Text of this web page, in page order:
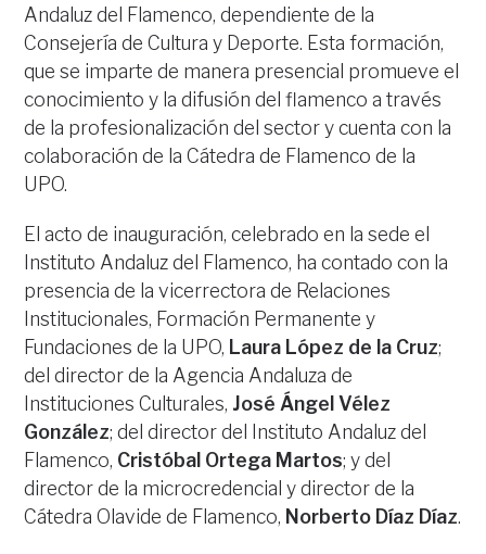
Andaluz del Flamenco, dependiente de la
Consejería de Cultura y Deporte. Esta formación,
que se imparte de manera presencial promueve el
conocimiento y la difusión del flamenco a través
de la profesionalización del sector y cuenta con la
colaboración de la Cátedra de Flamenco de la
UPO.
El acto de inauguración, celebrado en la sede el
Instituto Andaluz del Flamenco, ha contado con la
presencia de la vicerrectora de Relaciones
Institucionales, Formación Permanente y
Fundaciones de la UPO, Laura López de la Cruz;
del director de la Agencia Andaluza de
Instituciones Culturales, José Ángel Vélez
González; del director del Instituto Andaluz del
Flamenco, Cristóbal Ortega Martos; y del
director de la microcredencial y director de la
Cátedra Olavide de Flamenco, Norberto Díaz Díaz.